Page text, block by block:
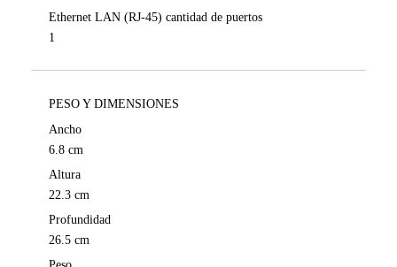
Ethernet LAN (RJ-45) cantidad de puertos
1
PESO Y DIMENSIONES
Ancho
6.8 cm
Altura
22.3 cm
Profundidad
26.5 cm